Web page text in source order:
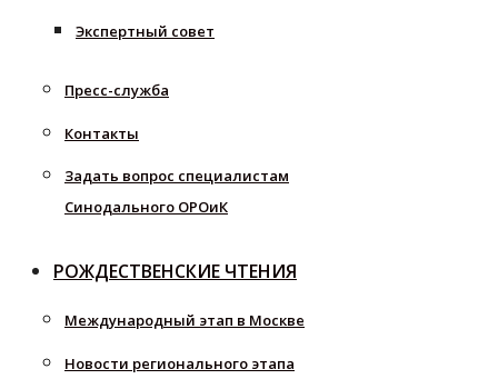
Экспертный совет
Пресс-служба
Контакты
Задать вопрос специалистам
Синодального ОРОиК
РОЖДЕСТВЕНСКИЕ ЧТЕНИЯ
Международный этап в Москве
Новости регионального этапа